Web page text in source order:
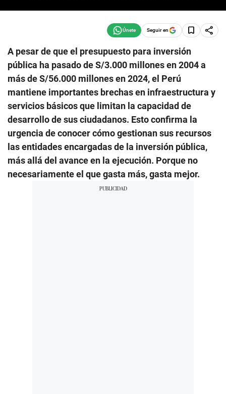
Seguir en
A pesar de que el presupuesto para inversión
pública ha pasado de S/3.000 millones en 2004 a
más de S/56.000 millones en 2024, el Perú
mantiene importantes brechas en infraestructura y
servicios básicos que limitan la capacidad de
desarrollo de sus ciudadanos. Esto confirma la
urgencia de conocer cómo gestionan sus recursos
las entidades encargadas de la inversión pública,
más allá del avance en la ejecución. Porque no
necesariamente el que gasta más, gasta mejor.